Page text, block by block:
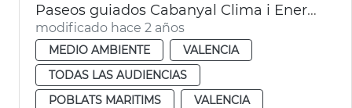
Paseos guiados Cabanyal Clima i Energia
modificado hace 2 años
MEDIO AMBIENTE
VALENCIA
TODAS LAS AUDIENCIAS
POBLATS MARITIMS
VALENCIA